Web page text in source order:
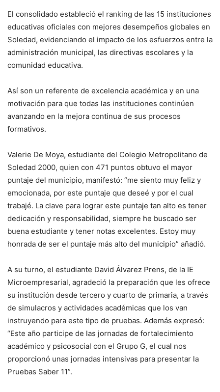
El consolidado estableció el ranking de las 15 instituciones
educativas oficiales con mejores desempeños globales en
Soledad, evidenciando el impacto de los esfuerzos entre la
administración municipal, las directivas escolares y la
comunidad educativa.
Así son un referente de excelencia académica y en una
motivación para que todas las instituciones continúen
avanzando en la mejora continua de sus procesos
formativos.
Valerie De Moya, estudiante del Colegio Metropolitano de
Soledad 2000, quien con 471 puntos obtuvo el mayor
puntaje del municipio, manifestó: “me siento muy feliz y
emocionada, por este puntaje que deseé y por el cual
trabajé. La clave para lograr este puntaje tan alto es tener
dedicación y responsabilidad, siempre he buscado ser
buena estudiante y tener notas excelentes. Estoy muy
honrada de ser el puntaje más alto del municipio” añadió.
A su turno, el estudiante David Álvarez Prens, de la IE
Microempresarial, agradeció la preparación que les ofrece
su institución desde tercero y cuarto de primaria, a través
de simulacros y actividades académicas que los van
instruyendo para este tipo de pruebas. Además expresó:
“Este año participe de las jornadas de fortalecimiento
académico y psicosocial con el Grupo G, el cual nos
proporcionó unas jornadas intensivas para presentar la
Pruebas Saber 11”.